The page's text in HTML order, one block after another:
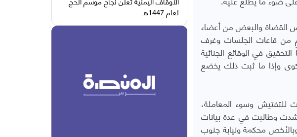
القضاة والبعض من أعضاء
من قاعات الجلسات وغرف
في الوقائع الجنائية
وإذا ما ثبت ذلك يخضع
للتفتيش وسوء المعاملة،
وطالبت في عدة بيانات
محكمة ونيابة جنوب
لعام 1447هـ